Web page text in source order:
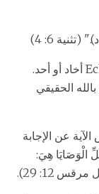
6: 4)
في هذه الآية، واحد هو ترجمة من العبرية Echad أخاد أو أحد.
الحقيقي
عن الإجابة
الْوَصَايَا هِيَ:
12: 29).